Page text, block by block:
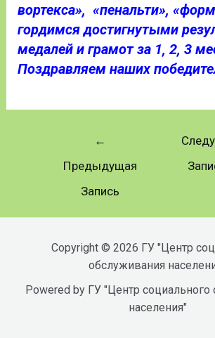
вортекса», «пенальти»,
гордимся достигнутыми
медалей и грамот за 1, 2, 3
Поздравляем наших
←
Предыдущая
Запись
Copyright © 2026 ГУ "Центр
обслуживания
Powered by ГУ "Центр
населения"